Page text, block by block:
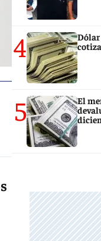
4
Dólar
5
El